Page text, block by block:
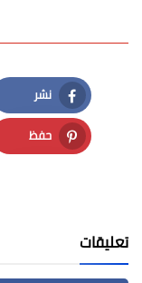
نشر
Facebook
حفظ
Pinterest
تعليقات